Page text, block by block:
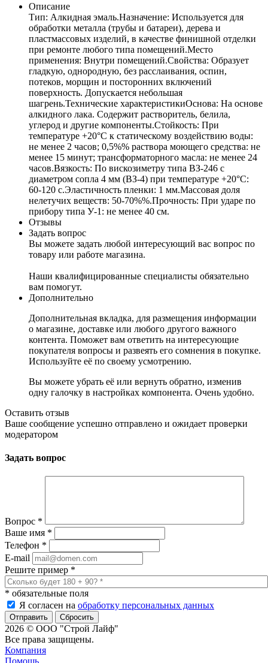
Описание
Тип: Алкидная эмаль.Назначение: Используется для
обработки металла (трубы и батареи), дерева и
пластмассовых изделий, в качестве финишной отделки
при ремонте любого типа помещений.Место
применения: Внутри помещений.Свойства: Образует
гладкую, однородную, без расслаивания, оспин,
потеков, морщин и посторонних включений
поверхность. Допускается небольшая
шагрень.Технические характеристикиОснова: На основе
алкидного лака. Содержит растворитель, белила,
углерод и другие компоненты.Стойкость: При
температуре +20°C к статическому воздействию воды:
не менее 2 часов; 0,5%% раствора моющего средства: не
менее 15 минут; трансформаторного масла: не менее 24
часов.Вязкость: По вискозиметру типа ВЗ-246 с
диаметром сопла 4 мм (ВЗ-4) при температуре +20°C:
60-120 с.Эластичность пленки: 1 мм.Массовая доля
нелетучих веществ: 50-70%%.Прочность: При ударе по
прибору типа У-1: не менее 40 см.
Отзывы
Задать вопрос
Вы можете задать любой интересующий вас вопрос по
товару или работе магазина.
Наши квалифицированные специалисты обязательно
вам помогут.
Дополнительно
Дополнительная вкладка, для размещения информации
о магазине, доставке или любого другого важного
контента. Поможет вам ответить на интересующие
покупателя вопросы и развеять его сомнения в покупке.
Используйте её по своему усмотрению.
Вы можете убрать её или вернуть обратно, изменив
одну галочку в настройках компонента. Очень удобно.
Оставить отзыв
Ваше сообщение успешно отправлено и ожидает проверки
модератором
Задать вопрос
Вопрос *
Ваше имя *
Телефон *
E-mail
Решите пример *
* обязательные поля
Я согласен на обработку персональных данных
Сбросить
2026 © ООО "Строй Лайф"
Все права защищены.
Компания